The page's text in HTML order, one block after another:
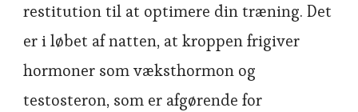
restitution til at optimere din træning. Det
er i løbet af natten, at kroppen frigiver
hormoner som væksthormon og
testosteron, som er afgørende for